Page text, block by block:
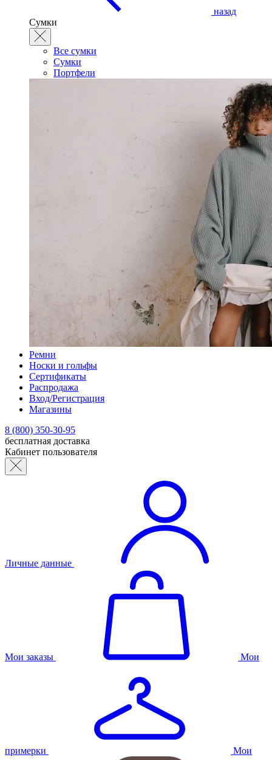
назад
Сумки
Все сумки
Сумки
Портфели
Ремни
Носки и гольфы
Сертификаты
Распродажа
Вход/Регистрация
Магазины
8 (800) 350-30-95
бесплатная доставка
Кабинет пользователя
Личные данные
Мои заказы Мои
примерки Мои